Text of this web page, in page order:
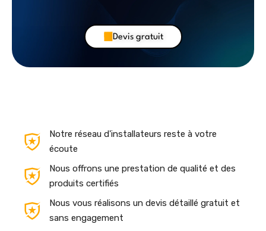
Devis gratuit
Notre réseau d'installateurs reste à votre
écoute
Nous offrons une prestation de qualité et des
produits certifiés
Nous vous réalisons un devis détaillé gratuit et
sans engagement